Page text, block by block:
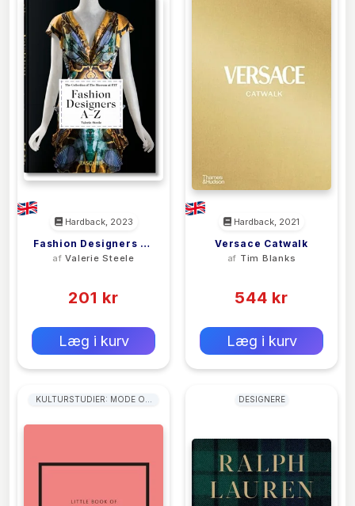
Hardback, 2023
Fashion Designers A–
Z
afValerie Steele
201 kr
Læg i kurv
Hardback, 2021
Versace Catwalk
af Tim Blanks
544 kr
Læg i kurv
KULTURSTUDIER: MODE OG
DESIGNERE